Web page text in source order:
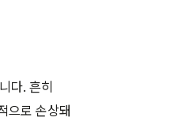
다. 흔히
으로 손상돼